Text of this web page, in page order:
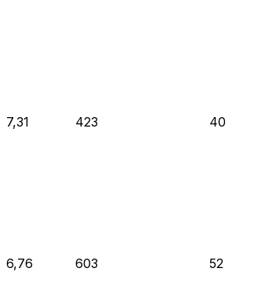
7,31 423 40
6,76 603 52